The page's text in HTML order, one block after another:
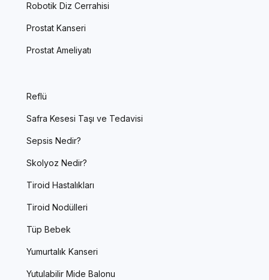
Robotik Diz Cerrahisi
Prostat Kanseri
Prostat Ameliyatı
Reflü
Safra Kesesi Taşı ve Tedavisi
Sepsis Nedir?
Skolyoz Nedir?
Tiroid Hastalıkları
Tiroid Nodülleri
Tüp Bebek
Yumurtalık Kanseri
Yutulabilir Mide Balonu